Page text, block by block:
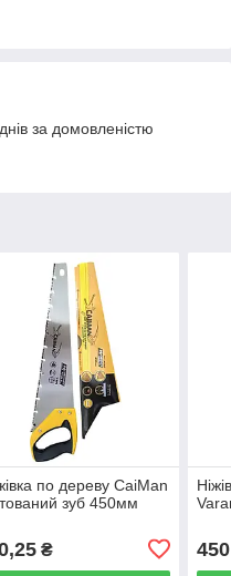
за домовленістю
по дереву CaiMan
зуб 450мм
₴ 450